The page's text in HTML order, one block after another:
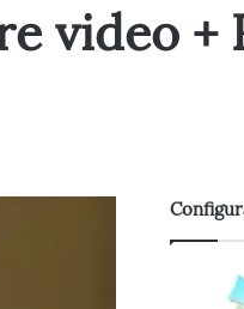
video +